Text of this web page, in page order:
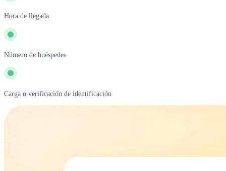
Hora de llegada
Número de huéspedes
Carga o verificación de identificación